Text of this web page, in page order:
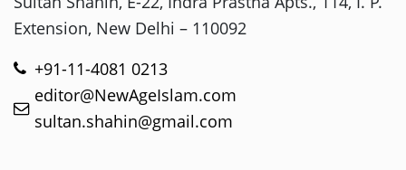
Extension, New Delhi – 110092
+91-11-4081 0213
editor@NewAgeIslam.com
sultan.shahin@gmail.com